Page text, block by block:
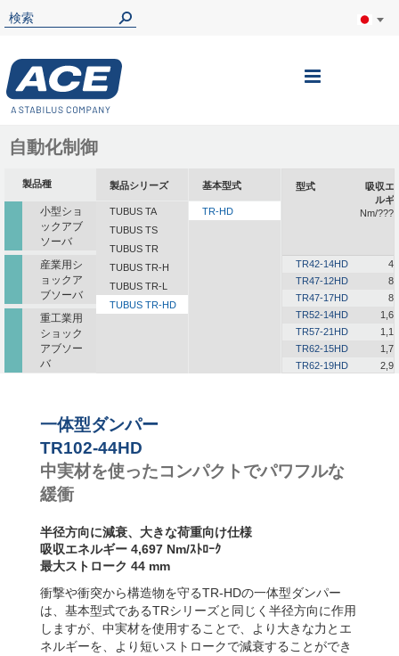
ナ
自動化制御
製品種
小型ショ
ックアブ
ソーバ
産業用シ
ョックア
ブソーバ
重工業用
ショック
アブソー
バ
製品シリーズ
TUBUS TA
TUBUS TS
TUBUS TR
TUBUS TR-H
TUBUS TR-L
TUBUS TR-HD
基本型式
TR-HD
型式
吸収エ
ルギ
Nm/
TR42-14HD
TR47-12HD
TR47-17HD
TR52-14HD
TR57-21HD
TR62-15HD
TR62-19HD
TR89-21HD
TR90-37HD
TR117-30HD
一体型ダンパー
TR102-44HD
中実材を使ったコンパクトでパワフルな
緩衝
半径方向に減衰、大きな荷重向け仕様
吸収エネルギー 4,697 Nm/ｽﾄﾛｰｸ
最大ストローク 44 mm
衝撃や衝突から構造物を守るTR-HDの一体型ダンパー
は、基本型式であるTRシリーズと同じく半径方向に作用
しますが、中実材を使用することで、より大きな力とエ
ネルギーを、より短いストロークで減衰することができ